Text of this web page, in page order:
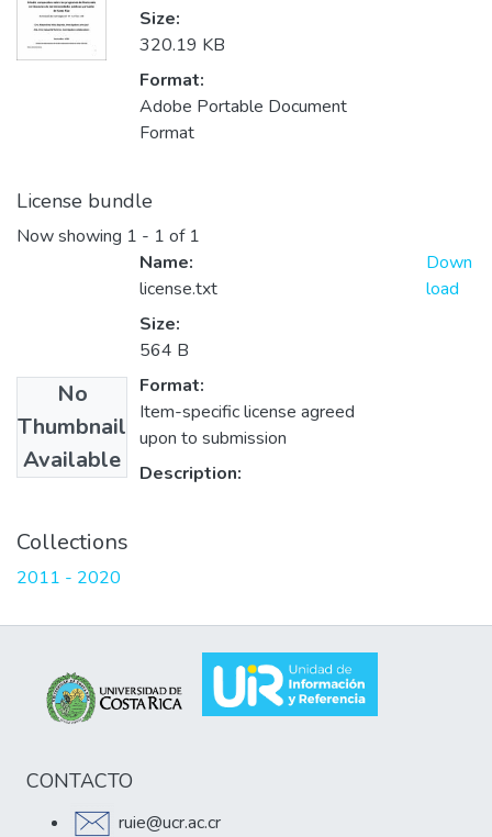
Size:
320.19 KB
Format:
Adobe Portable Document
Format
License bundle
Now showing 1 - 1 of 1
No
Thumbnail
Available
Name:
license.txt
Size:
564 B
Format:
Item-specific license agreed
upon to submission
Description:
Down
load
Collections
2011 - 2020
CONTACTO
ruie@ucr.ac.cr